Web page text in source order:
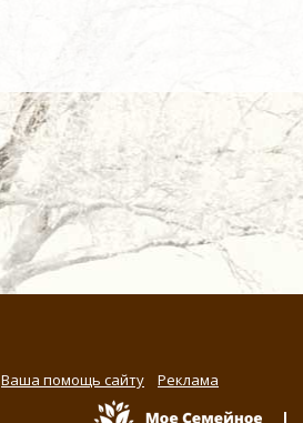
Ваша помощь сайту Реклама